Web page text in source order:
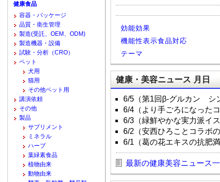
効能効果
機能性表示食品対応
テーマ
健康・美容ニュース 月日
6/5（第1回β-グルカン シ
6/4（より手ごろになった
6/3（緑鮮やかな実力派イ
6/2（安西ひろことコラボ
6/1（葛の花エキスの抗肥
最新の健康美容ニュース
健康食品
容器・パッケージ
品質・衛生管理
製造(受託、OEM、ODM)
製造機器・設備
試験・分析（CRO）
ペット
犬用
猫用
その他ペット用
講演依頼
その他
製品
サプリメント
ミネラル
ハーブ
葉緑素食品
植物由来
動物由来